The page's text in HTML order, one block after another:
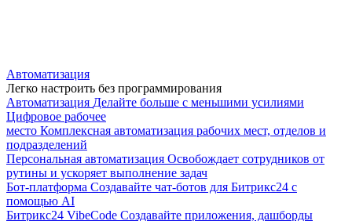
Автоматизация
Легко настроить без программирования
Автоматизация Делайте больше с меньшими усилиями
Цифровое рабочее
место Комплексная автоматизация рабочих мест, отделов и
подразделений
Персональная автоматизация Освобождает сотрудников от
рутины и ускоряет выполнение задач
Бот-платформа Создавайте чат-ботов для Битрикс24 с
помощью AI
Битрикс24 VibeCode Создавайте приложения, дашборды